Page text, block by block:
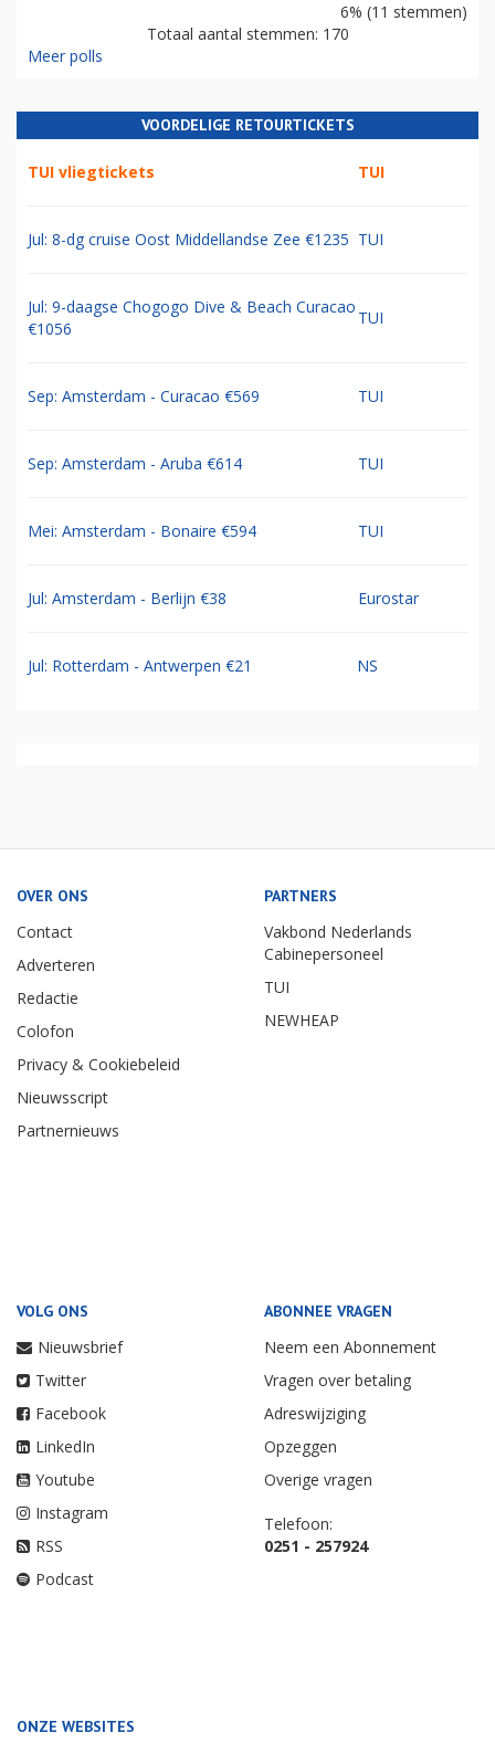
6% (11 stemmen)
Totaal aantal stemmen: 170
Meer polls
VOORDELIGE RETOURTICKETS
TUI vliegtickets TUI
Jul: 8-dg cruise Oost Middellandse Zee €1235 TUI
Jul: 9-daagse Chogogo Dive & Beach Curacao
€1056
TUI
Sep: Amsterdam - Curacao €569 TUI
Sep: Amsterdam - Aruba €614 TUI
Mei: Amsterdam - Bonaire €594 TUI
Jul: Amsterdam - Berlijn €38 Eurostar
Jul: Rotterdam - Antwerpen €21 NS
OVER ONS
Contact
Adverteren
Redactie
Colofon
Privacy & Cookiebeleid
Nieuwsscript
Partnernieuws
PARTNERS
Vakbond Nederlands
Cabinepersoneel
TUI
NEWHEAP
VOLG ONS
Nieuwsbrief
Twitter
Facebook
LinkedIn
Youtube
Instagram
RSS
Podcast
ABONNEE VRAGEN
Neem een Abonnement
Vragen over betaling
Adreswijziging
Opzeggen
Overige vragen
Telefoon:
0251 - 257924
ONZE WEBSITES